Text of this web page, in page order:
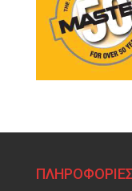
ΠΛΗΡΟΦΟΡΙΕΣ